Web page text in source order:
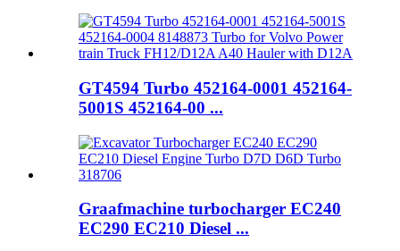
GT4594 Turbo 452164-0001 452164-
5001S 452164-00 ...
Graafmachine turbocharger EC240
EC290 EC210 Diesel ...